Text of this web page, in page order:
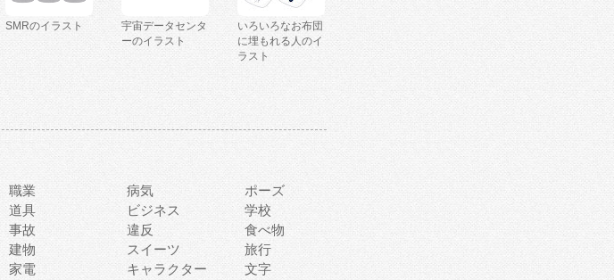
SMRのイラスト
宇宙データセンタ
ーのイラスト
いろいろなお布団
に埋もれる人のイ
ラスト
職業 病気
ポーズ
道具 ビジネス
学校
事故 違反
食べ物
建物 スイーツ
旅行
家電 キャラクター
文字